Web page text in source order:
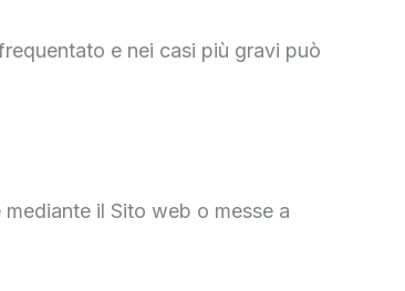
e nei casi più gravi può
il Sito web o messe a